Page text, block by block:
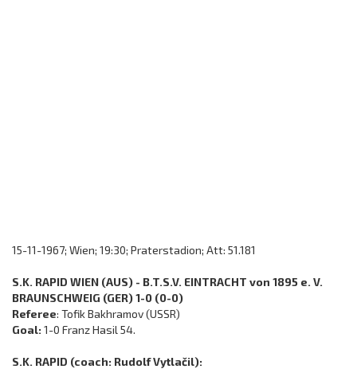
15-11-1967; Wien; 19:30; Praterstadion; Att: 51.181
S.K. RAPID WIEN (AUS) - B.T.S.V. EINTRACHT von 1895 e. V.
BRAUNSCHWEIG (GER) 1-0 (0-0)
Referee: Tofik Bakhramov (USSR)
Goal: 1-0 Franz Hasil 54.
S.K. RAPID (coach: Rudolf Vytlačil):